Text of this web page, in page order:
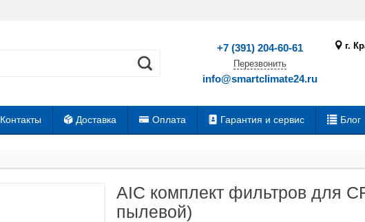
+7 (391) 204-60-61
Перезвонить
info@smartclimate24.ru
г.
Контакты Доставка Оплата Гарантия и сервис Блог
AIC комплект фильтров для
пылевой)